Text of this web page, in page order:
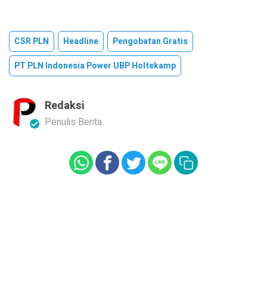
CSR PLN Headline
Pengobatan Gratis
PT PLN Indonesia Power UBP Holtekamp
Redaksi
Penulis Berita